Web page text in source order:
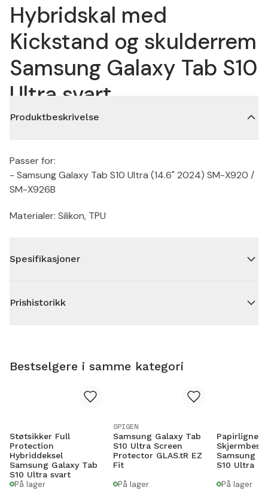
Hybridskal med
Kickstand og skulderrem
Samsung Galaxy Tab S10
Ultra svart
Produktbeskrivelse
Passer for:
- Samsung Galaxy Tab S10 Ultra (14.6" 2024) SM-X920 /
SM-X926B
Materialer: Silikon, TPU
Spesifikasjoner
Prishistorikk
Bestselgere i samme kategori
Støtsikker Full
Protection
Hybriddeksel
Samsung Galaxy Tab
S10 Ultra svart
På lager
SPIGEN
Samsung Galaxy Tab
S10 Ultra Screen
Protector GLAS.tR EZ
Fit
På lager
Samsung
S10 Ultra
På lager